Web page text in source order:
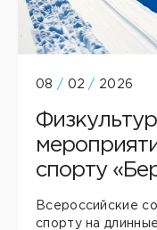
08 / 02 / 2026
спорту
Всероссийские
спорту на